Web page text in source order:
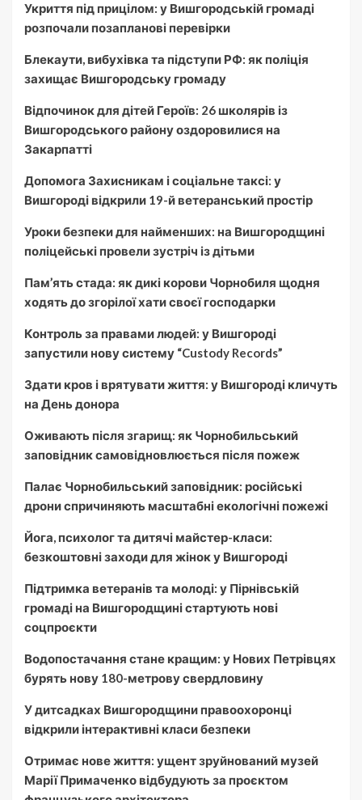
Укриття під прицілом: у Вишгородській громаді
розпочали позапланові перевірки
Блекаути, вибухівка та підступи РФ: як поліція
захищає Вишгородську громаду
Відпочинок для дітей Героїв: 26 школярів із
Вишгородського району оздоровилися на
Закарпатті
Допомога Захисникам і соціальне таксі: у
Вишгороді відкрили 19-й ветеранський простір
Уроки безпеки для найменших: на Вишгородщині
поліцейські провели зустріч із дітьми
Пам’ять стада: як дикі корови Чорнобиля щодня
ходять до згорілої хати своєї господарки
Контроль за правами людей: у Вишгороді
запустили нову систему “Custody Records”
Здати кров і врятувати життя: у Вишгороді кличуть
на День донора
Оживають після згарищ: як Чорнобильський
заповідник самовідновлюється після пожеж
Палає Чорнобильський заповідник: російські
дрони спричиняють масштабні екологічні пожежі
Йога, психолог та дитячі майстер-класи:
безкоштовні заходи для жінок у Вишгороді
Підтримка ветеранів та молоді: у Пірнівській
громаді на Вишгородщині стартують нові
соцпроєкти
Водопостачання стане кращим: у Нових Петрівцях
бурять нову 180-метрову свердловину
У дитсадках Вишгородщини правоохоронці
відкрили інтерактивні класи безпеки
Отримає нове життя: ущент зруйнований музей
Марії Примаченко відбудують за проєктом